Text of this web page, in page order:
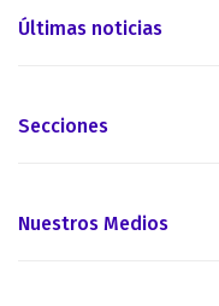
Últimas noticias
Secciones
Nuestros Medios